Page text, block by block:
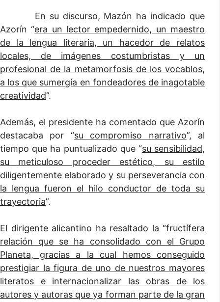
En su discurso, Mazón ha indicado que
Azorín “era un lector empedernido, un maestro
de la lengua literaria, un hacedor de relatos
locales, de imágenes costumbristas y un
profesional de la metamorfosis de los vocablos,
a los que sumergía en fondeadores de inagotable
creatividad”.
Además, el presidente ha comentado que Azorín
destacaba por “su compromiso narrativo”, al
tiempo que ha puntualizado que “su sensibilidad,
su meticuloso proceder estético, su estilo
diligentemente elaborado y su perseverancia con
la lengua fueron el hilo conductor de toda su
trayectoria”.
El dirigente alicantino ha resaltado la “fructífera
relación que se ha consolidado con el Grupo
Planeta, gracias a la cual hemos conseguido
prestigiar la figura de uno de nuestros mayores
literatos e internacionalizar las obras de los
autores y autoras que ya forman parte de la gran